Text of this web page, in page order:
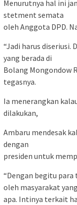
Menurutnya hal ini
stetment semata
oleh Anggota DPD.
“Jadi harus diseriusi.
yang berada di
Bolang Mongondow
tegasnya.
Ia menerangkan
dilakukan,
Ambaru mendesak
dengan
presiden untuk
“Dengan begitu
oleh masyarakat
apa. Intinya terkait